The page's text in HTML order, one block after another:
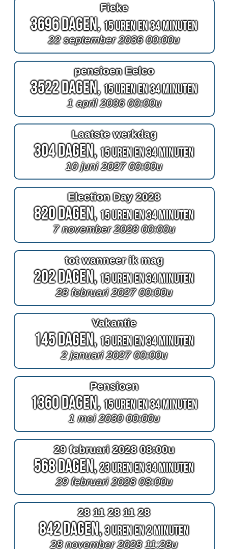
Fieke
3696 Dagen,15 Uren en 34 Minuten
22 september 2036 00:00u
pensioen Eelco
3522 Dagen,15 Uren en 34 Minuten
1 april 2036 00:00u
Laatste werkdag
304 Dagen,15 Uren en 34 Minuten
10 juni 2027 00:00u
Election Day 2028
820 Dagen,15 Uren en 34 Minuten
7 november 2028 00:00u
tot wanneer ik mag
202 Dagen,15 Uren en 34 Minuten
28 februari 2027 00:00u
Vakantie
145 Dagen,15 Uren en 34 Minuten
2 januari 2027 00:00u
Pensioen
1360 Dagen,15 Uren en 34 Minuten
1 mei 2030 00:00u
29 februari 2028 08:00u
568 Dagen,23 Uren en 34 Minuten
29 februari 2028 08:00u
28 11 28 11 28
842 Dagen,3 Uren en 2 Minuten
28 november 2028 11:28u